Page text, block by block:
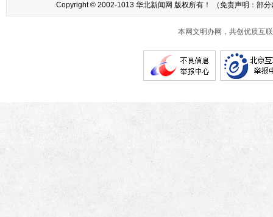
Copyright © 2002-1013 华北新闻网 版权所有！ （免责声明：部
本网文明办网，共创优质互